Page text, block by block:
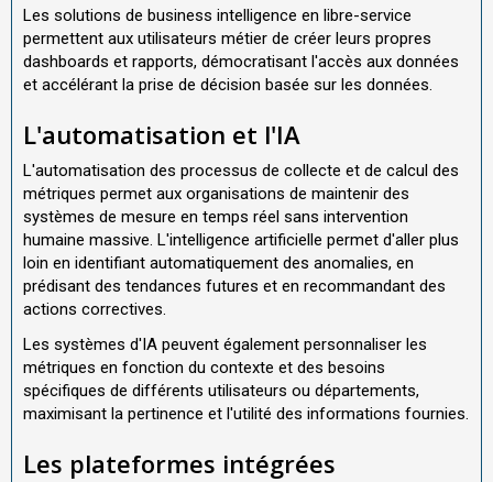
Les solutions de business intelligence en libre-service
permettent aux utilisateurs métier de créer leurs propres
dashboards et rapports, démocratisant l'accès aux données
et accélérant la prise de décision basée sur les données.
L'automatisation et l'IA
L'automatisation des processus de collecte et de calcul des
métriques permet aux organisations de maintenir des
systèmes de mesure en temps réel sans intervention
humaine massive. L'intelligence artificielle permet d'aller plus
loin en identifiant automatiquement des anomalies, en
prédisant des tendances futures et en recommandant des
actions correctives.
Les systèmes d'IA peuvent également personnaliser les
métriques en fonction du contexte et des besoins
spécifiques de différents utilisateurs ou départements,
maximisant la pertinence et l'utilité des informations fournies.
Les plateformes intégrées